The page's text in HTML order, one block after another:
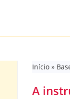
Início»
A